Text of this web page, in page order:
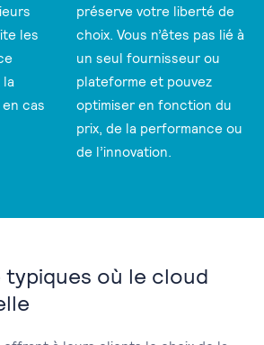
les
cas
préserve votre liberté de
choix. Vous n’êtes pas lié à
un seul fournisseur ou
plateforme et pouvez
optimiser en fonction du
prix, de la performance ou
de l’innovation.
typiques où le cloud